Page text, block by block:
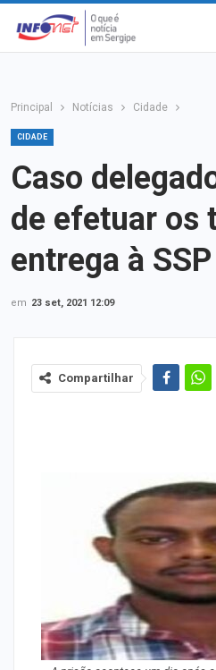
Principal Notícias Cidade
CIDADE
Caso
de efetuar os
entrega à
em 23 set, 2021 12:09
Compartilhar